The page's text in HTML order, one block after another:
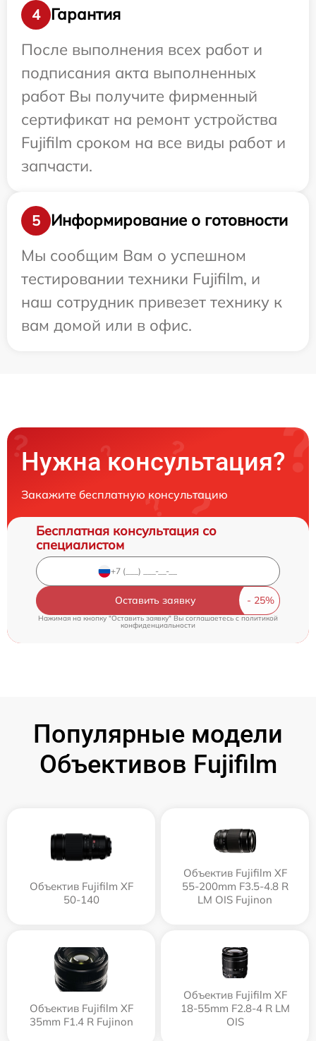
4
Гарантия
После выполнения всех работ и
подписания акта выполненных
работ Вы получите фирменный
сертификат на ремонт устройства
Fujifilm сроком на все виды работ и
запчасти.
5
Информирование о готовности
Мы сообщим Вам о успешном
тестировании техники Fujifilm, и
наш сотрудник привезет технику к
вам домой или в офис.
Нужна консультация?
Закажите бесплатную консультацию
Бесплатная консультация со
специалистом
Оставить заявку
Нажимая на кнопку "Оставить заявку" Вы соглашаетесь cполитикой
конфиденциальности
Популярные модели
Объективов Fujifilm
Объектив Fujifilm XF
50-140
Объектив Fujifilm XF
55-200mm F3.5-4.8 R
LM OIS Fujinon
Объектив Fujifilm XF
35mm F1.4 R Fujinon
Объектив Fujifilm XF
18-55mm F2.8-4 R LM
OIS